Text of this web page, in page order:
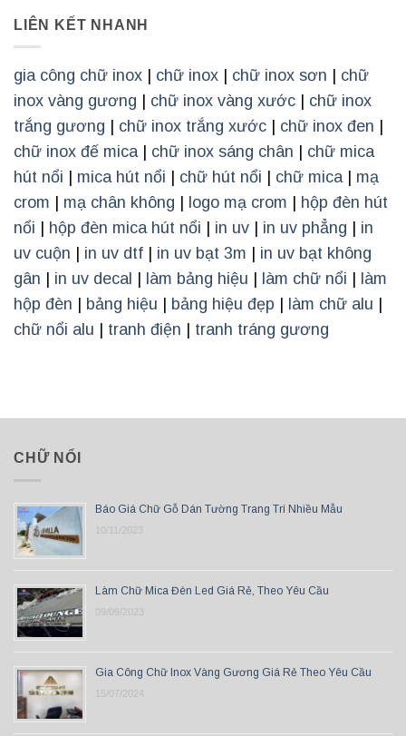
LIÊN KẾT NHANH
gia công chữ inox chữ inox chữ inox sơn
chữ
inox vàng gương
chữ inox vàng xước
chữ inox
trắng gương
chữ inox trắng xước chữ inox đen
chữ inox đế mica| chữ inox sáng chân
chữ mica
hút nổi
mica hút nổi chữ hút nổi chữ mica| mạ
crom
mạ chân không logo mạ crom
hộp đèn hút
nổi
hộp đèn mica hút nổi in uv in uv phẳng
in
uv cuộn
in uv dtf in uv bạt 3m
in uv bạt không
gân
in uv decal làm bảng hiệu làm chữ nổi
làm
hộp đèn
bảng hiệu bảng hiệu đẹp làm chữ alu
chữ nổi alu
tranh điện tranh tráng gương
CHỮ NỔI
Báo Giá Chữ Gỗ Dán Tường Trang Trí Nhiều Mẫu
10/11/2023
Làm Chữ Mica Đèn Led Giá Rẻ, Theo Yêu Cầu
09/09/2023
Gia Công Chữ Inox Vàng Gương Giá Rẻ Theo Yêu Cầu
15/07/2024